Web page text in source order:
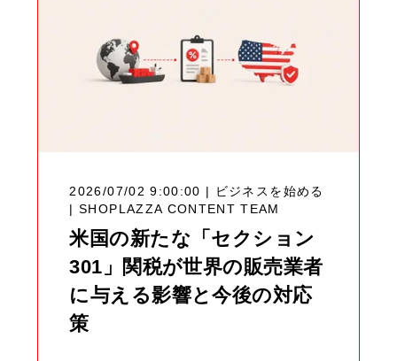
2026/07/02 9:00:00 | ビジネスを始める
|SHOPLAZZA CONTENT TEAM
米国の新たな「セクション
301」関税が世界の販売業者
に与える影響と今後の対応
策